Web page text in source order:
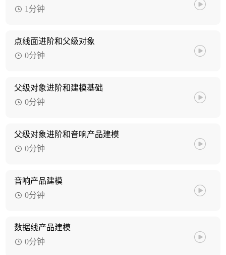
1分钟
点线面进阶和父级对象
0分钟
父级对象进阶和建模基础
0分钟
父级对象进阶和音响产品建模
0分钟
音响产品建模
0分钟
数据线产品建模
0分钟